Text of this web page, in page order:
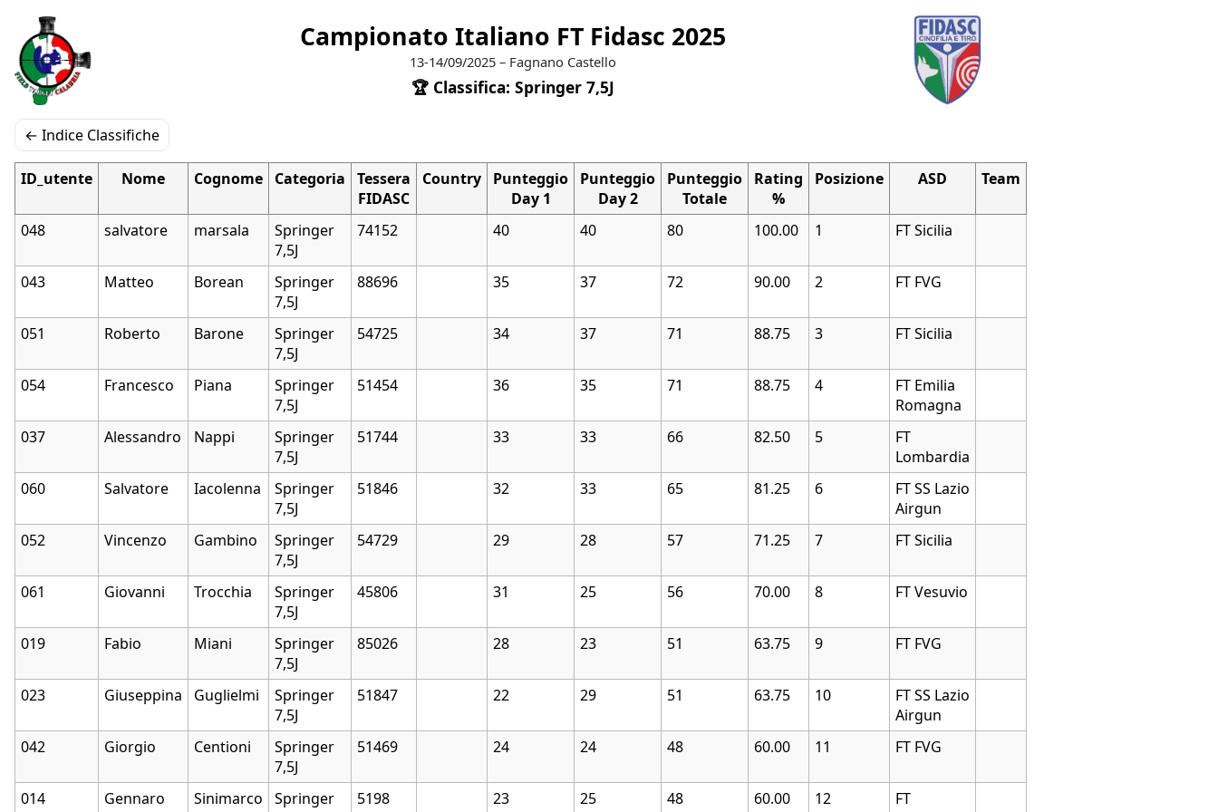
Campionato Italiano FT Fidasc 2025
13-14/09/2025 – Fagnano Castello
🏆 Classifica: Springer 7,5J
← Indice Classifiche
ID_utente Nome Cognome Categoria
Tessera
FIDASC
Country
Punteggio
Day 1
Punteggio
Day 2
Punteggio
Totale
Rating
%
Posizione ASD Team
048 salvatore marsala
Springer
7,5J
74152 40 40 80 100.00 1 FT Sicilia
043 Matteo Borean
Springer
7,5J
88696 35 37 72 90.00 2 FT FVG
051 Roberto Barone
Springer
7,5J
54725 34 37 71 88.75 3 FT Sicilia
054 Francesco Piana
Springer
7,5J
51454 36 35 71 88.75 4
FT Emilia
Romagna
037
Alessandro Nappi
Springer
7,5J
51744 33 33 66 82.50 5
FT
Lombardia
060
Salvatore Iacolenna
Springer
7,5J
51846 32 33 65 81.25 6
FT SS Lazio
Airgun
052
Vincenzo Gambino
Springer
7,5J
54729 29 28 57 71.25 7 FT Sicilia
061 Giovanni Trocchia
Springer
7,5J
45806 31 25 56 70.00 8 FT Vesuvio
019 Fabio Miani
Springer
7,5J
85026 28 23 51 63.75 9 FT FVG
023 Giuseppina Guglielmi
Springer
7,5J
51847 22 29 51 63.75 10
FT SS Lazio
Airgun
042
Giorgio Centioni
Springer
7,5J
51469 24 24 48 60.00 11 FT FVG
014 Gennaro Sinimarco
Springer
5198 23 25 48 60.00 12
FT